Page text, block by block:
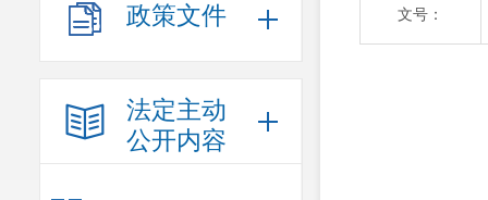
政策文件
法定主动
公开内容
文号：